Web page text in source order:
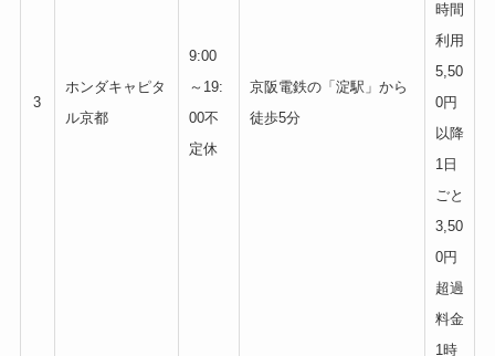
3
ホンダキャピタ
ル京都
9:00
～19:
00不
定休
京阪電鉄の「淀駅」から
徒歩5分
時間
利用
5,50
0円
以降
1日
ごと
3,50
0円
超過
料金
1時